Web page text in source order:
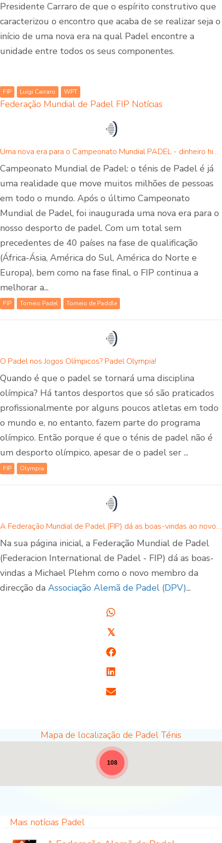
Presidente Carraro de que o espírito construtivo que
caracterizou o encontro que acaba de se realizar seja o
início de uma nova era na qual Padel encontre a
unidade entre todos os seus componentes.
FIP Luigi Carraro WPT
Federação Mundial de Padel FIP Notícias
Uma nova era para o Campeonato Mundial PADEL - dinheiro historicamente elevado e novo local
Campeonato Mundial de Padel: o ténis de Padel é já
uma realidade que move muitos milhões de pessoas
em todo o mundo. Após o último Campeonato
Mundial de Padel, foi inaugurada uma nova era para o
nosso desporto de padel. Com um total sem
precedentes de 40 países na fase de qualificação
(África-Ásia, América do Sul, América do Norte e
Europa), bem como na fase final, o FIP continua a
melhorar a...
FIP Torneio Padel Torneio de Paddle
O Padel nos Jogos Olímpicos? Padel Olympia!
Quando é que o padel se tornará uma disciplina
olímpica? Há tantos desportos que só são praticados
profissionalmente por alguns poucos atletas em todo
o mundo e, no entanto, fazem parte do programa
olímpico. Então porque é que o ténis de padel não é
um desporto olímpico, apesar de o padel ser ...
FIP Olympia
A Federação Mundial de Padel (FIP) dá as boas-vindas ao novo membro do conselho da DPV, Michael Plehm
Na sua página inicial, a Federação Mundial de Padel
(Federacion International de Padel - FIP) dá as boas-
vindas a Michael Plehm como o novo membro da
direcção da Associação Alemã de Padel (DPV)...
𝕏
Mapa de localização de Padel Ténis
Locais de Padel - largura total para notícias [19]
108
Mais notícias Padel